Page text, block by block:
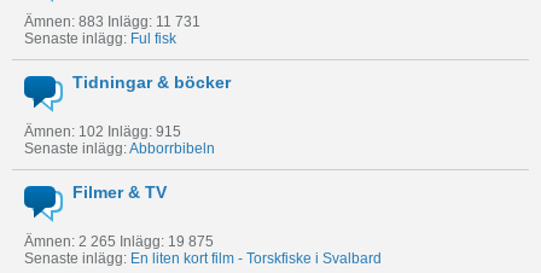
Ämnen: 883 Inlägg: 11 731
Senaste inlägg: Ful fisk
Tidningar & böcker
Ämnen: 102 Inlägg: 915
Senaste inlägg:Abborrbibeln
Filmer & TV
Ämnen: 2 265 Inlägg: 19 875
Senaste inlägg: En liten kort film - Torskfiske i Svalbard